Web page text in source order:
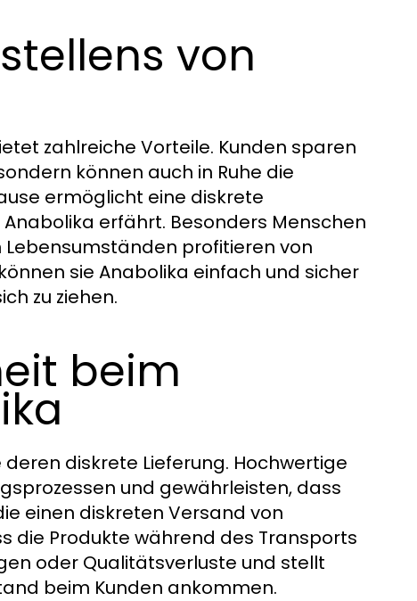
von
zahlreiche Vorteile. Kunden sparen
können auch in Ruhe die
ermöglicht eine diskrete
erfährt. Besonders Menschen
profitieren von
sie Anabolika einfach und sicher
zu ziehen.
beim
diskrete Lieferung. Hochwertige
und gewährleisten, dass
einen diskreten Versand von
die Produkte während des Transports
oder Qualitätsverluste und stellt
beim Kunden ankommen.